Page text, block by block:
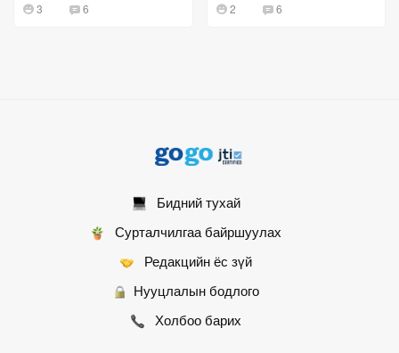
3 6 2 6
Бидний тухай
Сурталчилгаа байршуулах
Редакцийн ёс зүй
Нууцлалын бодлого
Холбоо барих